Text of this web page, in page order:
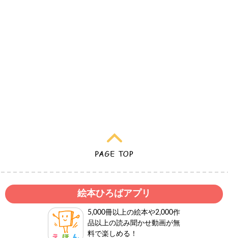
絵本ひろばアプリ
5,000冊以上の絵本や2,000作
品以上の読み聞かせ動画が無
料で楽しめる！